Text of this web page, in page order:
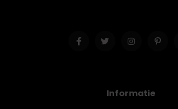
Informatie